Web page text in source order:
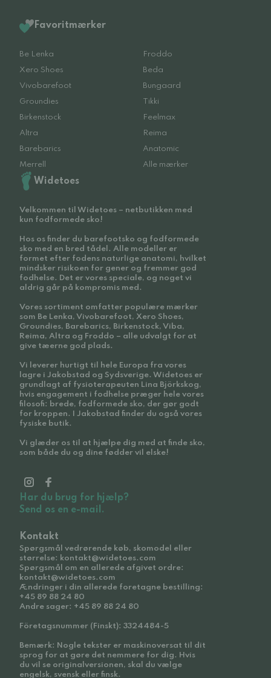
Favoritmærker
Be Lenka
Froddo
Xero Shoes
Beda
Vivobarefoot
Bungaard
Groundies
Tikki
Birkenstock
Feelmax
Altra
Reima
Barebarics
Anatomic
Merrell
Alle mærker
Widetoes
Velkommen til Widetoes – netbutikken med
kun fodformede sko!
Hos os finder du barefootsko og fodformede
sko med en bred tådel. Alle modeller er
formet efter fodens naturlige anatomi, hvilket
mindsker risikoen for gener og fremmer god
fodhelse. Det er vores speciale, og noget vi
aldrig går på kompromis med.
Vores sortiment omfatter populære mærker
som Be Lenka, Vivobarefoot, Xero Shoes,
Groundies, Barebarics, Birkenstock, Viba,
Reima, Altra og Froddo – alle udvalgt for at
give tæerne god plads.
Vi leverer hurtigt til hele Europa fra vores
lagre i Jakobstad og Sydsverige. Widetoes er
grundlagt af fysioterapeuten Lina Björkskog,
hvis engagement i fodhelse præger hele vores
filosofi: brede, fodformede sko, der gør godt
for kroppen. I Jakobstad finder du også vores
fysiske butik.
Vi glæder os til at hjælpe dig med at finde sko,
som både du og dine fødder vil elske!
Har du brug for hjælp?
Send os en e-mail.
Kontakt
Spørgsmål vedrørende køb, skomodel eller
størrelse: kontakt@widetoes.com
Spørgsmål om en allerede afgivet ordre:
kontakt@widetoes.com
Ændringer i din allerede foretagne bestilling:
+45 89 88 24 80
Andre sager: +45 89 88 24 80
Företagsnummer (Finskt): 3324484-5
Bemærk: Nogle tekster er maskinoversat til dit
sprog for at gøre det nemmere for dig. Hvis
du vil se originalversionen, skal du vælge
engelsk, svensk eller finsk.